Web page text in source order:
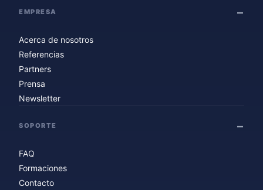
EMPRESA
Acerca de nosotros
Referencias
Partners
Prensa
Newsletter
SOPORTE
FAQ
Formaciones
Contacto